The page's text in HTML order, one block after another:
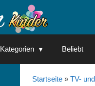
Kategorien Beliebt
Startseite» TV-